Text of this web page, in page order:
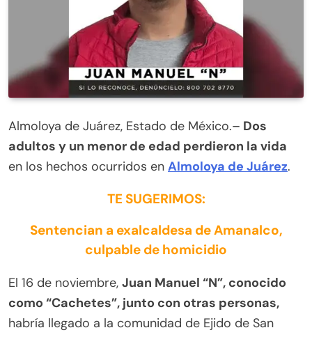
Almoloya de Juárez, Estado de México.– Dos
adultos y un menor de edad perdieron la vida
en los hechos ocurridos en Almoloya de Juárez.
TE SUGERIMOS:
Sentencian a exalcaldesa de Amanalco,
culpable de homicidio
El 16 de noviembre, Juan Manuel “N”, conocido
como “Cachetes”, junto con otras personas,
habría llegado a la comunidad de Ejido de San